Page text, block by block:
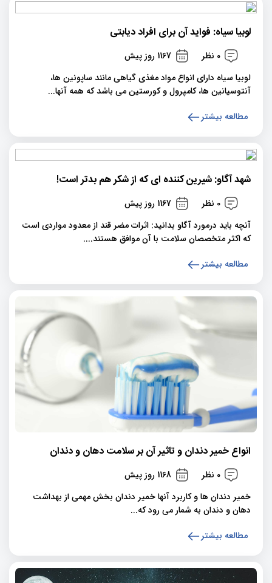
لوبیا سیاه: فواید آن برای افراد دیابتی
0 نظر
1167 روز پیش
لوبیا سیاه دارای انواع مواد مغذی گیاهی مانند ساپونین ها،
آنتوسیانین ها، کامپرول و کورستین می باشد که همه آنها...
مطالعه بیشتر
شهد آگاو: شیرین کننده ای که از شکر هم بدتر است!
0 نظر
1167 روز پیش
آنچه باید درمورد آگاو بدانید: اثرات مضر قند از معدود مواردی است
که اکثر متخصصان سلامت با آن موافق هستند....
مطالعه بیشتر
انواع خمیر دندان و تاثیر آن بر سلامت دهان و دندان
0 نظر
1168 روز پیش
خمیر دندان ها و کاربرد آنها خمیر دندان بخش مهمی از بهداشت
دهان و دندان به شمار می رود که...
مطالعه بیشتر